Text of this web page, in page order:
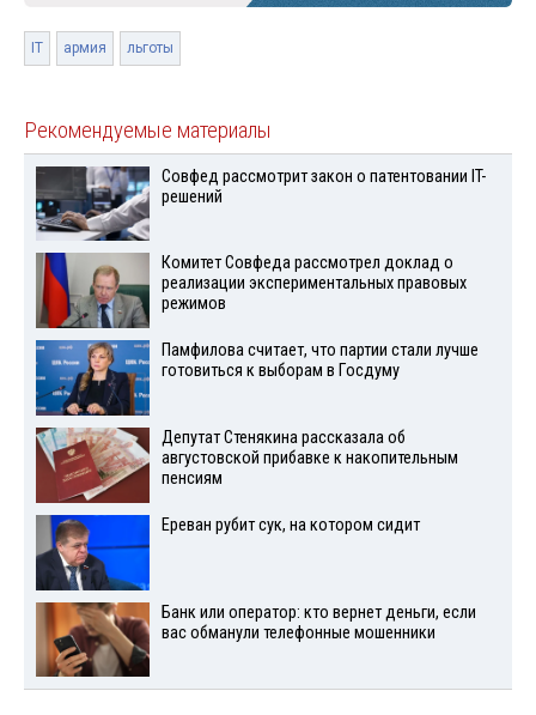
IT армия льготы
Рекомендуемые материалы
Совфед рассмотрит закон о патентовании IT-
решений
Комитет Совфеда рассмотрел доклад о
реализации экспериментальных правовых
режимов
Памфилова считает, что партии стали лучше
готовиться к выборам в Госдуму
Депутат Стенякина рассказала об
августовской прибавке к накопительным
пенсиям
Ереван рубит сук, на котором сидит
Банк или оператор: кто вернет деньги, если
вас обманули телефонные мошенники